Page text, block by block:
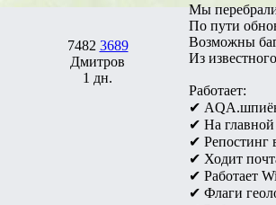
7482 3689
Дмитров
1 дн.
Мы
По пути
Возможны
Из
Работает:
✔
✔ На главной
✔ Репостинг
✔ Ходит
✔ Работает
✔ Флаги